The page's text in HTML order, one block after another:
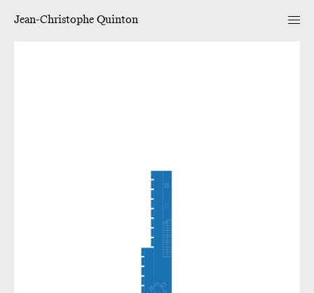
Jean-Christophe Quinton